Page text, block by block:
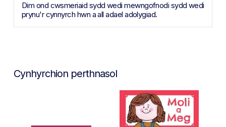
Dim ond cwsmeriaid sydd wedi mewngofnodi sydd wedi
prynu'r cynnyrch hwn a all adael adolygiad.
Cynhyrchion perthnasol